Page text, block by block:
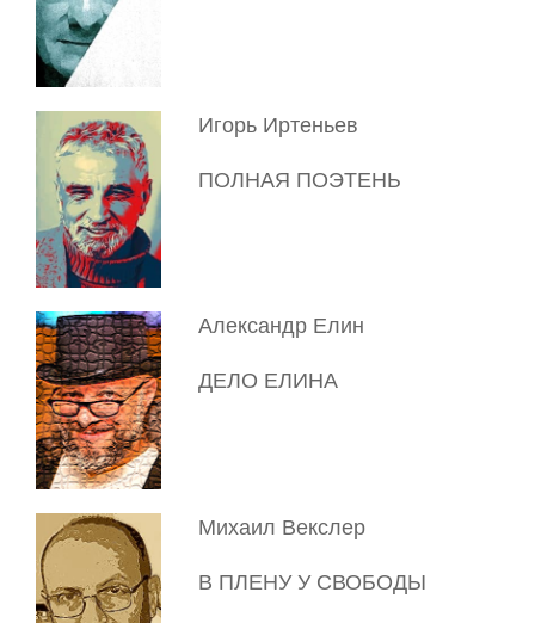
Игорь Иртеньев
ПОЛНАЯ ПОЭТЕНЬ
Александр Елин
ДЕЛО ЕЛИНА
Михаил Векслер
В ПЛЕНУ У СВОБОДЫ